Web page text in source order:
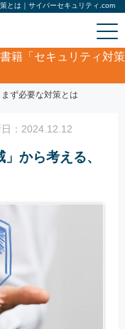
とは｜サイバーセキュリティ.com
籍「セキュリティ対策
ず必要な対策とは
：2024.12.12
から考える、